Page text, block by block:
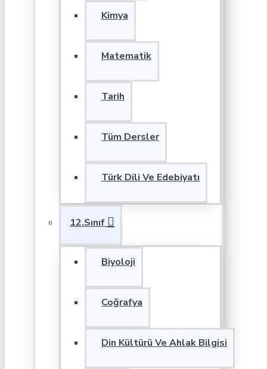
Kimya
Matematik
Tarih
Tüm Dersler
Türk Dili Ve Edebiyatı
12.Sınıf
Biyoloji
Coğrafya
Din Kültürü Ve Ahlak Bilgisi